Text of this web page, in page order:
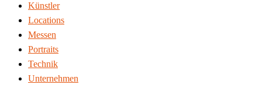
Künstler
Locations
Messen
Portraits
Technik
Unternehmen